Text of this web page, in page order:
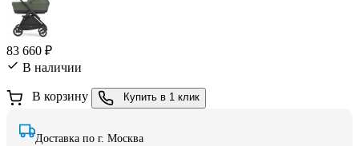
83 660 ₽
В наличии
В корзину Купить в 1 клик
Доставка по г. Москва